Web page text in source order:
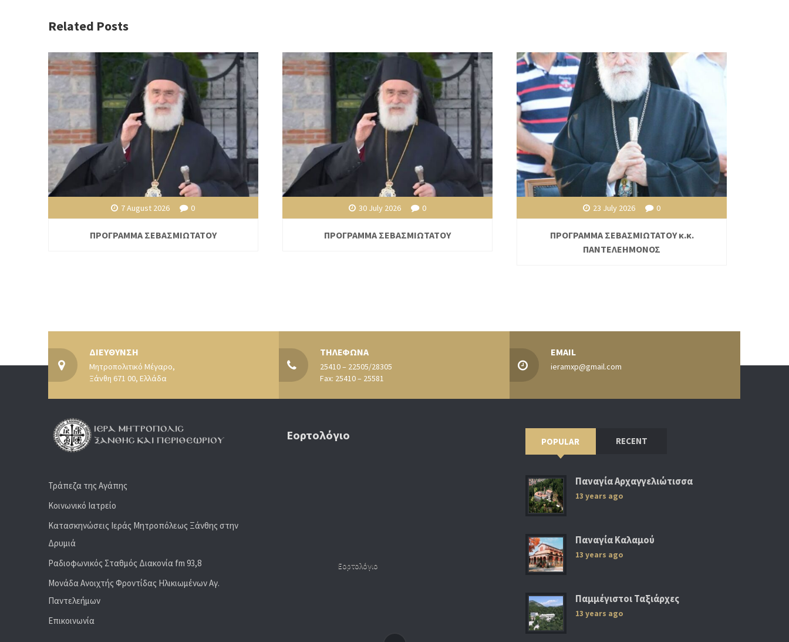
Related Posts
7 August 2026 0
ΠΡΟΓΡΑΜΜΑ ΣΕΒΑΣΜΙΩΤΑΤΟΥ
30 July 2026 0
ΠΡΟΓΡΑΜΜΑ ΣΕΒΑΣΜΙΩΤΑΤΟΥ
23 July 2026 0
ΠΡΟΓΡΑΜΜΑ ΣΕΒΑΣΜΙΩΤΑΤΟΥ κ.κ.
ΠΑΝΤΕΛΕΗΜΟΝΟΣ
ΔΙΕΥΘΥΝΣΗ
Μητροπολιτικό Μέγαρο,
Ξάνθη 671 00, Ελλάδα
ΤΗΛΕΦΩΝΑ
25410 – 22505/28305
Fax: 25410 – 25581
EMAIL
ieramxp@gmail.com
Τράπεζα της Αγάπης
Κοινωνικό Ιατρείο
Κατασκηνώσεις Ιεράς Μητροπόλεως Ξάνθης στην
Δρυμιά
Ραδιoφωνικός Σταθμός Διακονία fm 93,8
Μονάδα Ανοιχτής Φροντίδας Ηλικιωμένων Αγ.
Παντελεήμων
Επικοινωνία
Εορτολόγιο
Εορτολόγιο
POPULAR RECENT
Παναγία Αρχαγγελιώτισσα
13 years ago
Παναγία Καλαμού
13 years ago
Παμμέγιστοι Ταξιάρχες
13 years ago